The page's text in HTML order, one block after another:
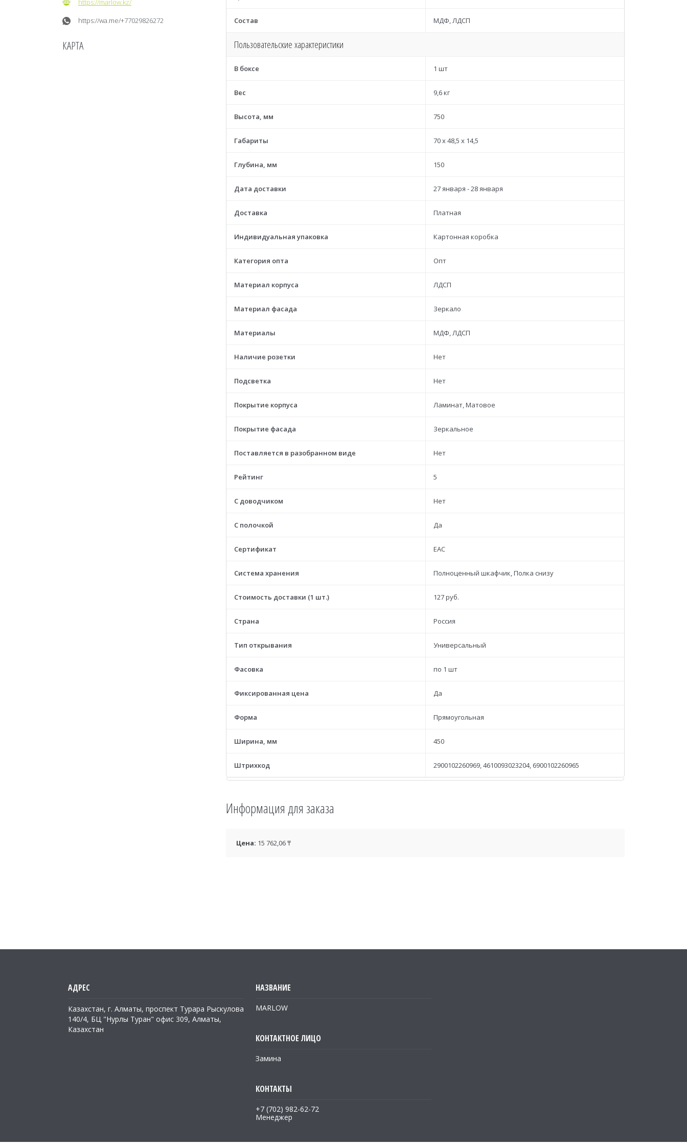
Состав МДФ, ЛДСП
Пользовательские характеристики
В боксе 1 шт
Вес 9,6 кг
Высота, мм 750
Габариты 70 x 48,5 x 14,5
Глубина, мм 150
Дата доставки 27 января - 28 января
Доставка Платная
Индивидуальная упаковка Картонная коробка
Категория опта Опт
Материал корпуса ЛДСП
Материал фасада Зеркало
Материалы МДФ, ЛДСП
Наличие розетки Нет
Подсветка Нет
Покрытие корпуса Ламинат, Матовое
Покрытие фасада Зеркальное
Поставляется в разобранном виде Нет
Рейтинг 5
С доводчиком Нет
С полочкой Да
Сертификат ЕАС
Система хранения Полноценный шкафчик, Полка снизу
Стоимость доставки (1 шт.) 127 руб.
Страна Россия
Тип открывания Универсальный
Фасовка по 1 шт
Фиксированная цена Да
Форма Прямоугольная
Ширина, мм 450
Штрихкод 2900102260969, 4610093023204, 6900102260965
Информация для заказа
Цена: 15 762,06 ₸
https://marlow.kz/
https://wa.me/+77029826272
КАРТА
Казахстан, г. Алматы, проспект Турара Рыскулова
140/4, БЦ "Нурлы Туран" офис 309, Алматы,
Казахстан
MARLOW
Замина
+7 (702) 982-62-72
Менеджер